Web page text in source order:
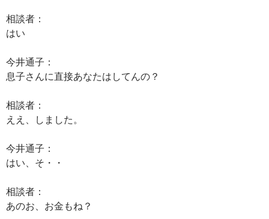
相談者：
はい
今井通子：
息子さんに直接あなたはしてんの？
相談者：
ええ、しました。
今井通子：
はい、そ・・
相談者：
あのお、お金もね？